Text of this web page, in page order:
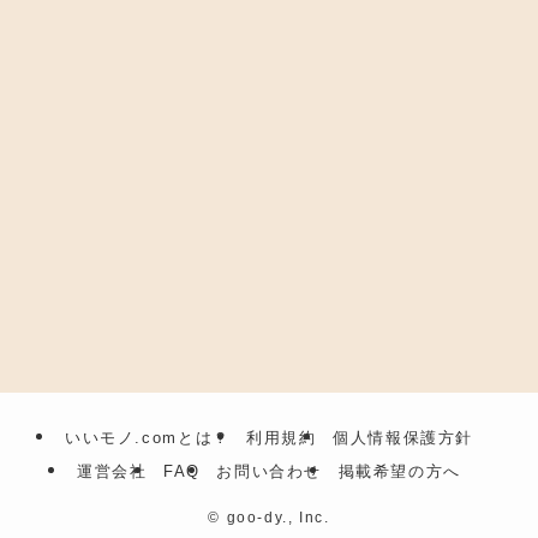
いいモノ.comとは？ 利用規約
個人情報保護方針
運営会社
FAQ お問い合わせ 掲載希望の方へ
© goo-dy., Inc.